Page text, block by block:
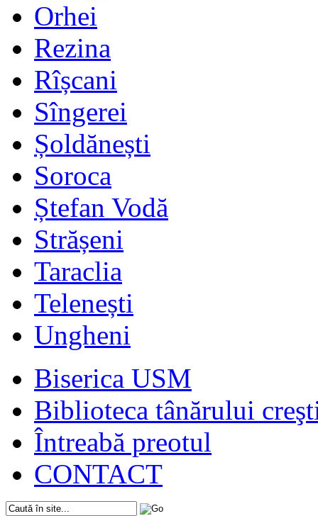
Orhei
Rezina
Rîșcani
Sîngerei
Șoldănești
Soroca
Ștefan Vodă
Strășeni
Taraclia
Telenești
Ungheni
Biserica USM
Biblioteca tânărului
Întreabă preotul
CONTACT